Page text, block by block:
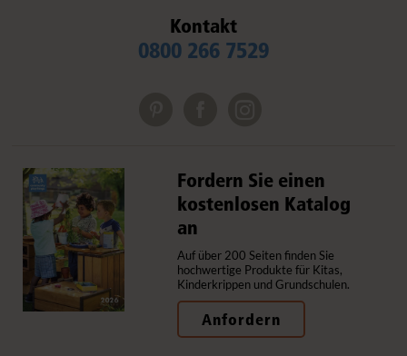
Kontakt
0800 266 7529
Fordern Sie einen
kostenlosen Katalog
an
Auf über 200 Seiten finden Sie
hochwertige Produkte für Kitas,
Kinderkrippen und Grundschulen.
Anfordern